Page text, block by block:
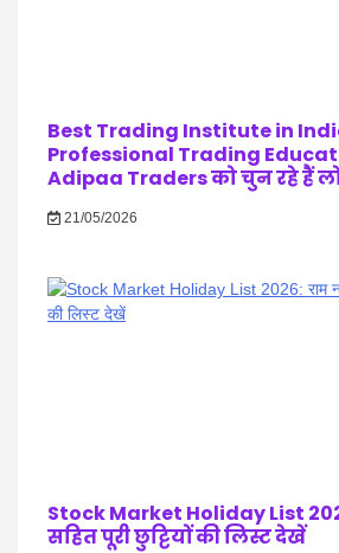
Best Trading Institute in
Professional Trading
Adipaa Traders को चुन रहे हैं
21/05/2026
Stock Market Holiday List
सहित पूरी छुट्टियों की लिस्ट देखें